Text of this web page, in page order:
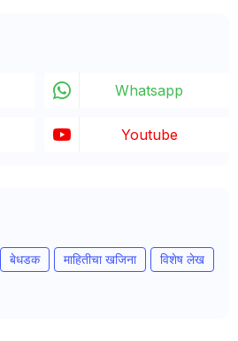
Whatsapp
Youtube
बेधडक माहितीचा खजिना
विशेष लेख